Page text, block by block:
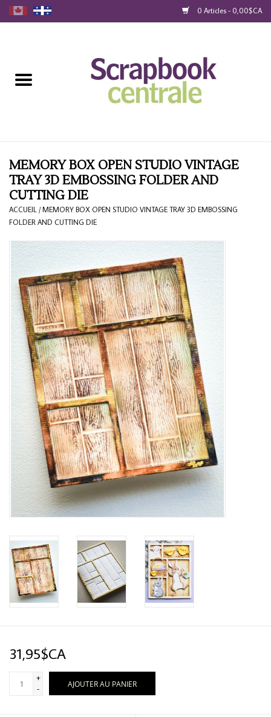
0 Articles - 0,00$CA
Fidélité
Blog
Cartes-Cadeau
MEMORY BOX OPEN STUDIO VINTAGE
TRAY 3D EMBOSSING FOLDER AND
CUTTING DIE
ACCUEIL /MEMORY BOX OPEN STUDIO VINTAGE TRAY 3D EMBOSSING
FOLDER AND CUTTING DIE
31,95$CA
+
-
AJOUTER AU PANIER